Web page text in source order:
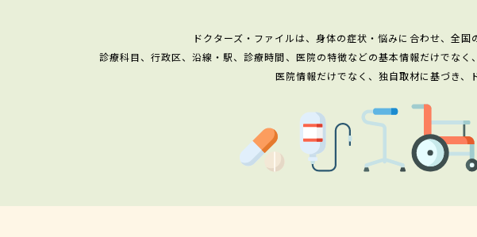
ドクターズ・ファイルは、身体の症状・悩みに合わせ、全
診療科目、行政区、沿線・駅、診療時間、医院の特徴などの基本情報だけでな
医院情報だけでなく、独自取材に基づき、